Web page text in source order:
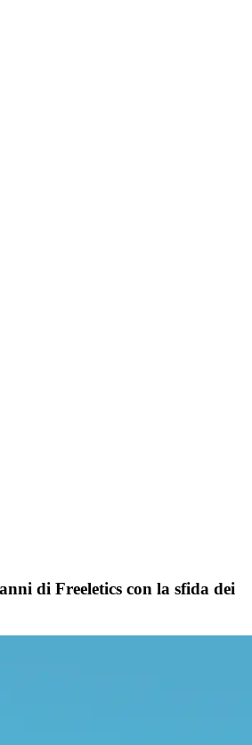
di Freeletics con la sfida dei